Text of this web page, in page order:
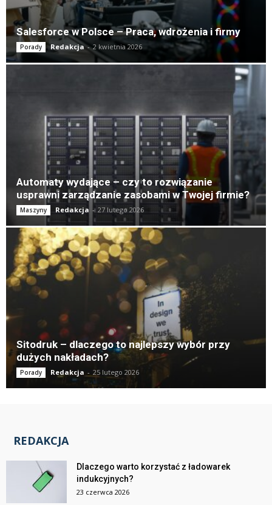
Salesforce w Polsce – Praca, wdrożenia i firmy
Porady Redakcja - 2 kwietnia 2026
Automaty wydające – czy to rozwiązanie
usprawni zarządzanie zasobami w Twojej firmie?
Maszyny Redakcja - 27 lutego 2026
Sitodruk – dlaczego to najlepszy wybór przy
dużych nakładach?
Porady Redakcja - 25 lutego 2026
REDAKCJA
Dlaczego warto korzystać z ładowarek
indukcyjnych?
23 czerwca 2026